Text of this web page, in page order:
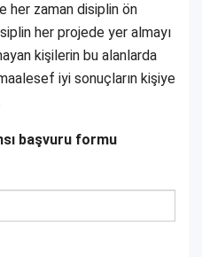
her zaman disiplin ön
her projede yer almayı
kişilerin bu alanlarda
iyi sonuçların kişiye
başvuru formu